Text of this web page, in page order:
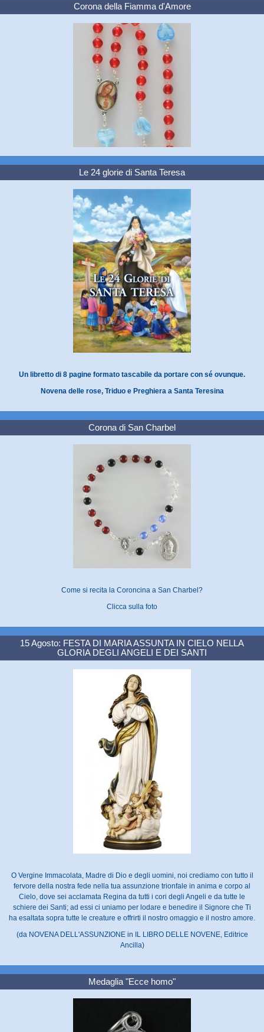
Corona della Fiamma d'Amore
Le 24 glorie di Santa Teresa
Un libretto di 8 pagine formato tascabile da portare con sé ovunque.
Novena delle rose, Triduo e Preghiera a Santa Teresina
Corona di San Charbel
Come si recita la Coroncina a San Charbel?
Clicca sulla foto
15 Agosto: FESTA DI MARIA ASSUNTA IN CIELO NELLA
GLORIA DEGLI ANGELI E DEI SANTI
O Vergine Immacolata, Madre di Dio e degli uomini, noi crediamo con tutto il
fervore della nostra fede nella tua assunzione trionfale in anima e corpo al
Cielo, dove sei acclamata Regina da tutti i cori degli Angeli e da tutte le
schiere dei Santi; ad essi ci uniamo per lodare e benedire il Signore che Ti
ha esaltata sopra tutte le creature e offrirti il nostro omaggio e il nostro amore.
(da NOVENA DELL'ASSUNZIONE in IL LIBRO DELLE NOVENE, Editrice
Ancilla)
Medaglia "Ecce homo"